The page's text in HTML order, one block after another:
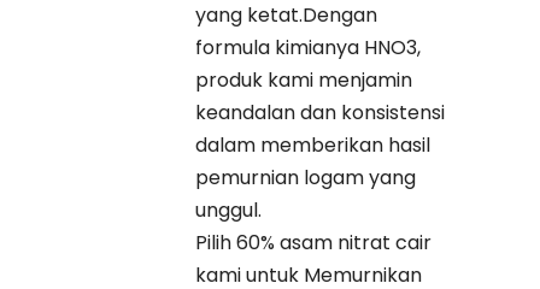
yang ketat.Dengan
formula kimianya HNO3,
produk kami menjamin
keandalan dan konsistensi
dalam memberikan hasil
pemurnian logam yang
unggul.
Pilih 60% asam nitrat cair
kami untuk Memurnikan